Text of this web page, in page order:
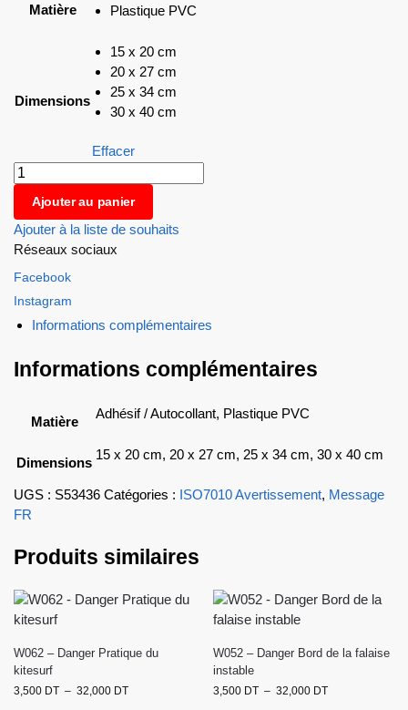
Matière
Plastique PVC
Dimensions
15 x 20 cm
20 x 27 cm
25 x 34 cm
30 x 40 cm
Effacer
Ajouter au panier
Ajouter à la liste de souhaits
Réseaux sociaux
Facebook
Instagram
Informations complémentaires
Informations complémentaires
Matière
Adhésif / Autocollant, Plastique PVC
Dimensions
15 x 20 cm, 20 x 27 cm, 25 x 34 cm, 30 x 40 cm
UGS : S53436 Catégories : ISO7010 Avertissement, Message
FR
Produits similaires
W062 – Danger Pratique du
kitesurf
3,500 DT – 32,000 DT
W052 – Danger Bord de la falaise
instable
3,500 DT – 32,000 DT